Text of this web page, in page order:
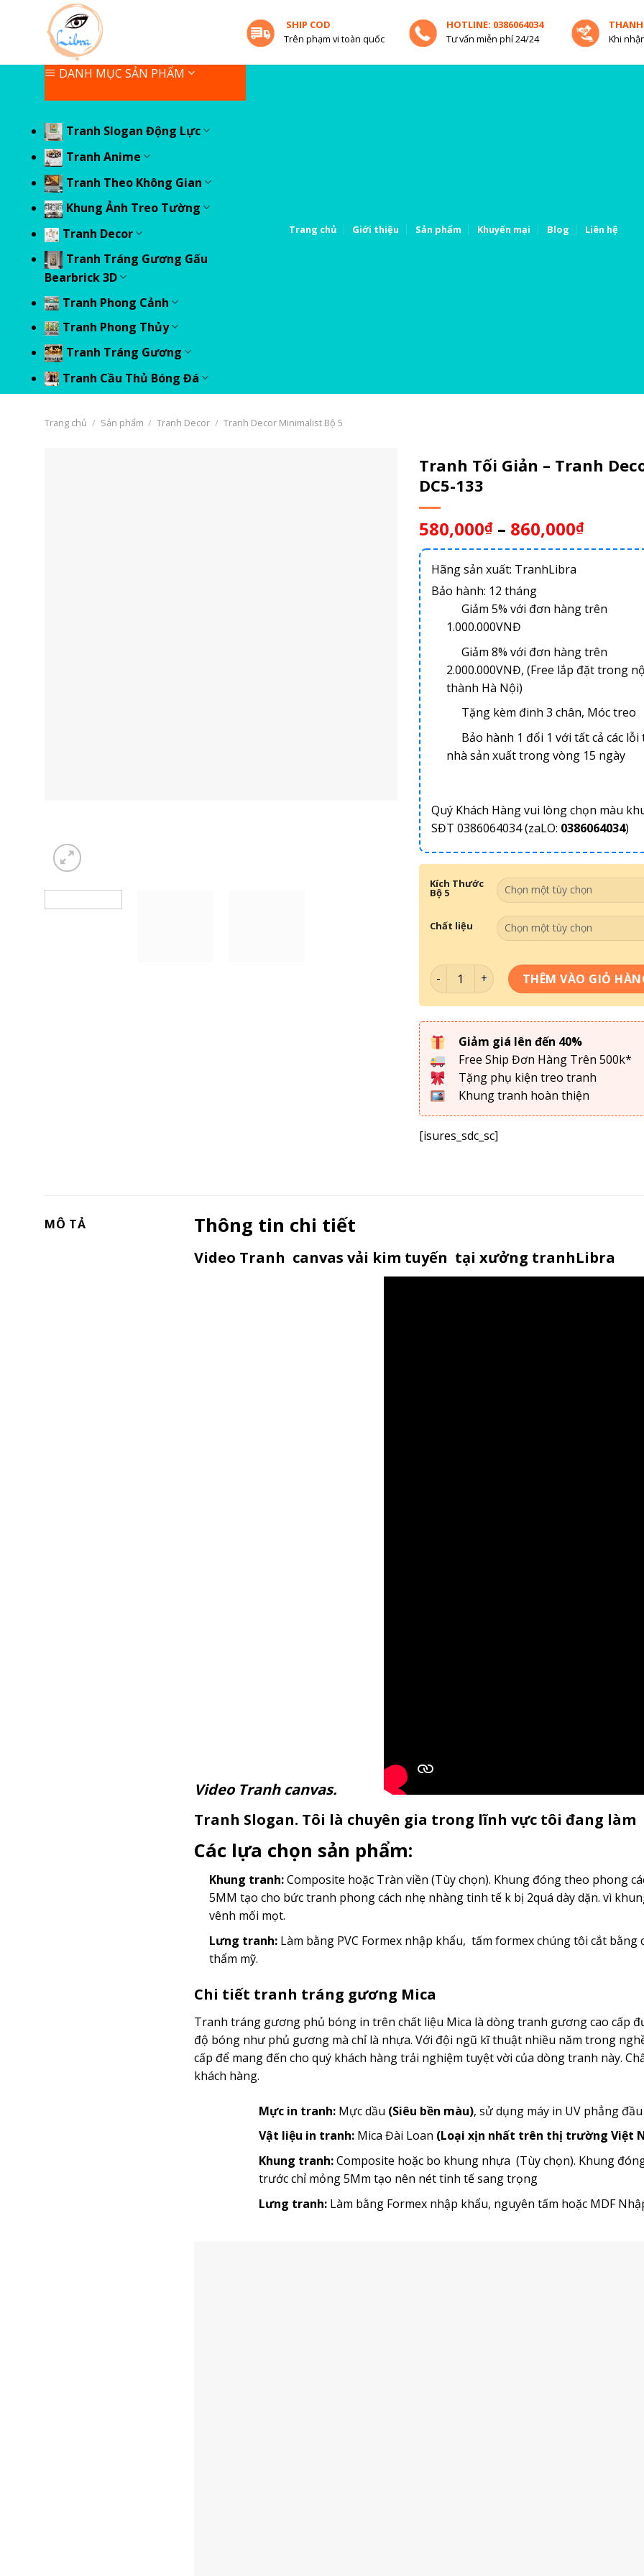
SHIP COD
Trên phạm vi toàn quốc
HOTLINE: 0386064034
Tư vấn miễn phí 24/24
Khi
DANH MỤC SẢN PHẨM
Tranh Slogan Động Lực
Tranh Anime
Tranh Theo Không Gian
Khung Ảnh Treo Tường
Tranh Decor
Tranh Tráng Gương Gấu
Bearbrick 3D
Tranh Phong Cảnh
Tranh Phong Thủy
Tranh Tráng Gương
Tranh Cầu Thủ Bóng Đá
Trang chủ Giới thiệu Sản phẩm Khuyến mại Blog Liên hệ
Trang chủ / Sản phẩm / Tranh Decor / Tranh Decor Minimalist Bộ 5
Tranh Tối Giản – Tranh
DC5-133
580,000₫– 860,000₫
Hãng sản xuất: TranhLibra
Bảo hành: 12 tháng
Giảm 5% với đơn hàng trên
1.000.000VNĐ
Giảm 8% với đơn hàng trên
2.000.000VNĐ, (Free lắp đặt trong
thành Hà Nội)
Tặng kèm đinh 3 chân, Móc treo
Bảo hành 1 đổi 1 với tất cả các lỗi
nhà sản xuất trong vòng 15 ngày
Quý Khách Hàng vui lòng chọn màu
SĐT 0386064034 (zaLO: 0386064034)
Kích Thước
Bộ 5
Chất liệu
Tranh Tối Giản - Tranh Decor DC5-133 số
THÊM VÀO GIỎ
Giảm giá lên đến 40%
Free Ship Đơn Hàng Trên 500k*
Tặng phụ kiện treo tranh
Khung tranh hoàn thiện
[isures_sdc_sc]
MÔ TẢ Thông tin chi tiết
Video Tranh canvas vải kim tuyến tại xưởng tranhLibra
Video Tranh canvas.
Tranh Slogan. Tôi là chuyên gia trong lĩnh vực tôi đang làm
Các lựa chọn sản phẩm:
Khung tranh:Composite hoặc Tràn viền (Tùy chọn). Khung đóng theo phong
5MM tạo cho bức tranh phong cách nhẹ nhàng tinh tế k bị 2quá dày dặn. vì
vênh mối mọt.
Lưng tranh: Làm bằng PVC Formex nhập khẩu, tấm formex chúng tôi cắt
thẩm mỹ.
Chi tiết tranh tráng gương Mica
Tranh tráng gương phủ bóng in trên chất liệu Mica là dòng tranh gương cao cấp
độ bóng như phủ gương mà chỉ là nhựa. Với đội ngũ kĩ thuật nhiều năm trong
cấp để mang đến cho quý khách hàng trải nghiệm tuyệt vời của dòng tranh này.
khách hàng.
Mực in tranh:Mực dầu (Siêu bền màu), sử dụng máy in UV phẳng
Vật liệu in tranh:Mica Đài Loan (Loại xịn nhất trên thị trường Việt
Khung tranh:Composite hoặc bo khung nhựa (Tùy chọn). Khung
trước chỉ mỏng 5Mm tạo nên nét tinh tế sang trọng
Lưng tranh:Làm bằng Formex nhập khẩu, nguyên tấm hoặc MDF